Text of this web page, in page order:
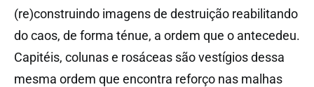
(re)construindo imagens de destruição reabilitando
do caos, de forma ténue, a ordem que o antecedeu.
Capitéis, colunas e rosáceas são vestígios dessa
mesma ordem que encontra reforço nas malhas